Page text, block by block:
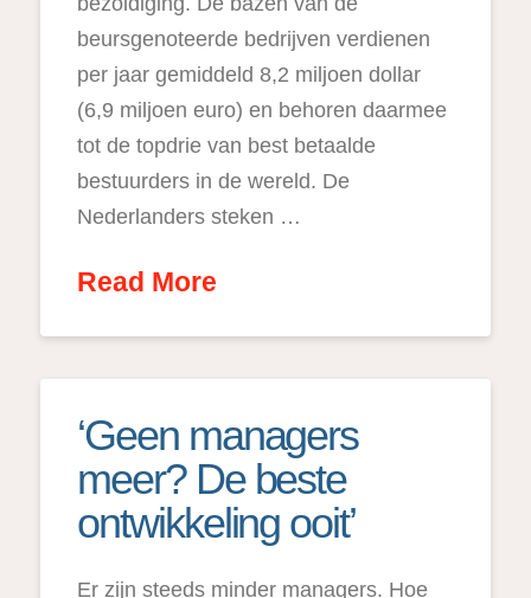
beursgenoteerde bedrijven verdienen
per jaar gemiddeld 8,2 miljoen dollar
(6,9 miljoen euro) en behoren daarmee
tot de topdrie van best betaalde
bestuurders in de wereld. De
Nederlanders steken …
Read More
‘Geen managers
meer? De beste
ontwikkeling ooit’
Er zijn steeds minder managers. Hoe